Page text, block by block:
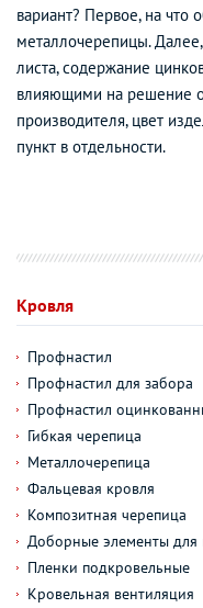
вариант? Первое, на что
металлочерепицы.
листа, содержание
влияющими на решение о
производителя, цвет
пункт в отдельности.
Кровля
Профнастил
Профнастил для забора
Профнастил
Гибкая черепица
Металлочерепица
Фальцевая кровля
Композитная черепица
Доборные элементы для
Пленки подкровельные
Кровельная вентиляция